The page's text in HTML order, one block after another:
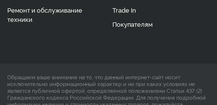
Ремонт и обслуживание
техники
Trade In
Покупателям
Обращаем ваше внимание на то, что данный интернет-сайт носит
исключительно информационный характер и ни при каких условиях не
является публичной офертой, определяемой положениями Статьи 437 (2)
Гражданского кодекса Российской Федерации. Для получения подробной